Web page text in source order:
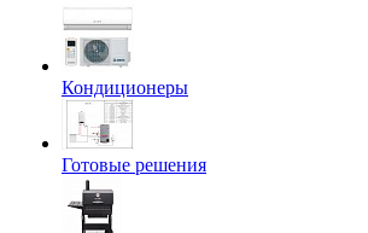
Кондиционеры
Готовые решения